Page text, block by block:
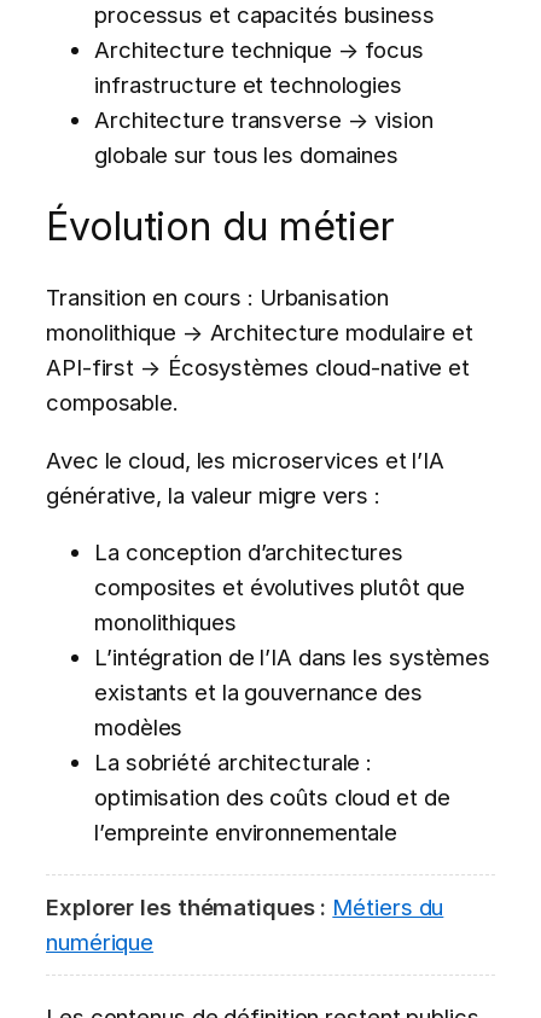
processus et capacités business
Architecture technique → focus
infrastructure et technologies
Architecture transverse → vision
globale sur tous les domaines
Évolution du métier
Transition en cours : Urbanisation
monolithique → Architecture modulaire et
API-first → Écosystèmes cloud-native et
composable.
Avec le cloud, les microservices et l’IA
générative, la valeur migre vers :
La conception d’architectures
composites et évolutives plutôt que
monolithiques
L’intégration de l’IA dans les systèmes
existants et la gouvernance des
modèles
La sobriété architecturale :
optimisation des coûts cloud et de
l’empreinte environnementale
Explorer les thématiques : Métiers du
numérique